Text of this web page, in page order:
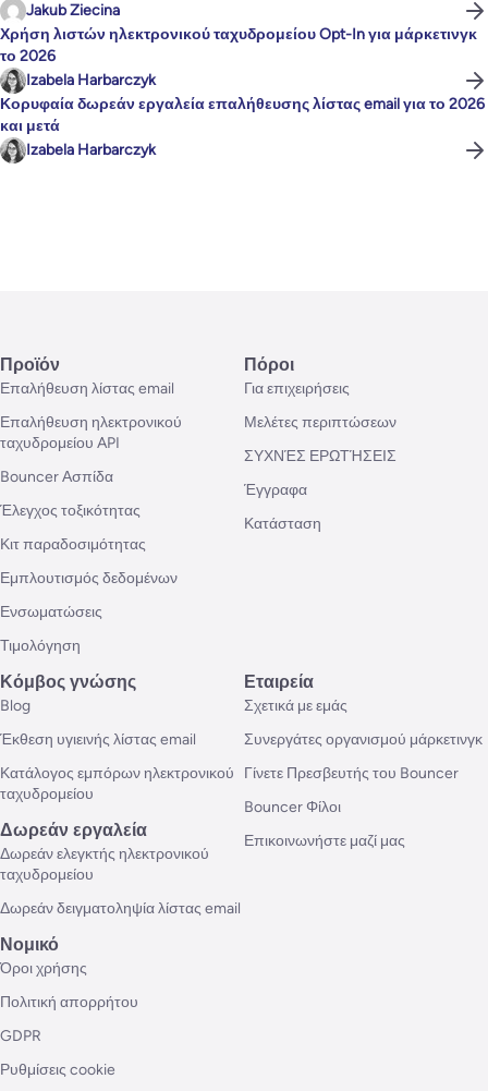
Jakub Ziecina
Χρήση λιστών ηλεκτρονικού ταχυδρομείου Opt-In για μάρκετινγκ
το 2026
Izabela Harbarczyk
Κορυφαία δωρεάν εργαλεία επαλήθευσης λίστας email για το 2026
και μετά
Izabela Harbarczyk
Προϊόν
Επαλήθευση λίστας email
Επαλήθευση ηλεκτρονικού
ταχυδρομείου API
Bouncer Ασπίδα
Έλεγχος τοξικότητας
Κιτ παραδοσιμότητας
Εμπλουτισμός δεδομένων
Ενσωματώσεις
Τιμολόγηση
Πόροι
Για επιχειρήσεις
Μελέτες περιπτώσεων
ΣΥΧΝΈΣ ΕΡΩΤΉΣΕΙΣ
Έγγραφα
Κατάσταση
Κόμβος γνώσης
Blog
Έκθεση υγιεινής λίστας email
Κατάλογος εμπόρων ηλεκτρονικού
ταχυδρομείου
Δωρεάν εργαλεία
Δωρεάν ελεγκτής ηλεκτρονικού
ταχυδρομείου
Δωρεάν δειγματοληψία λίστας email
Εταιρεία
Σχετικά με εμάς
Συνεργάτες οργανισμού μάρκετινγκ
Γίνετε Πρεσβευτής του Bouncer
Bouncer Φίλοι
Επικοινωνήστε μαζί μας
Νομικό
Όροι χρήσης
Πολιτική απορρήτου
GDPR
Ρυθμίσεις cookie